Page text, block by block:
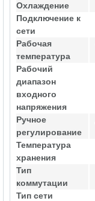
Охлаждение
Подключение к
сети
Рабочая
температура
Рабочий
диапазон
входного
напряжения
Ручное
регулирование
Температура
хранения
Тип
коммутации
Тип сети